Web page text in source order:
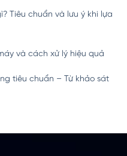
Tiêu chuẩn và lưu ý khi lựa
và cách xử lý hiệu quả
tiêu chuẩn – Từ khảo sát